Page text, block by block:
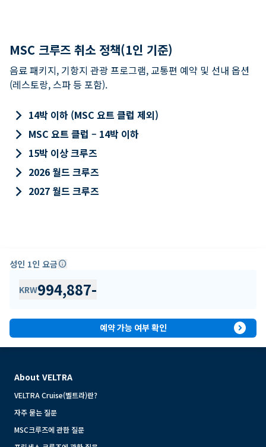
MSC 크루즈 취소 정책(1인 기준)
음료 패키지, 기항지 관광 프로그램, 교통편 예약 및 선내 옵션
(레스토랑, 스파 등 포함).
keyboard_arrow_right 14박 이하 (MSC 요트 클럽 제외)
keyboard_arrow_right MSC 요트 클럽 – 14박 이하
keyboard_arrow_right 15박 이상 크루즈
keyboard_arrow_right 2026 월드 크루즈
keyboard_arrow_right 2027 월드 크루즈
성인 1인 요금info
KRW994,887-
예약 가능 여부 확인 expand_circle_right
About VELTRA
VELTRA Cruise(벨트라)란?
자주 묻는 질문
MSC크루즈에 관한 질문